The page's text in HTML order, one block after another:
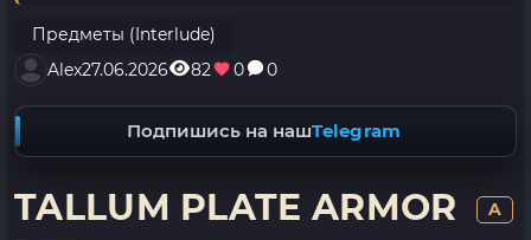
Предметы (Interlude)
Alex27.06.2026 82 0 0
Подпишись на нашTelegram
TALLUM PLATE ARMOR A